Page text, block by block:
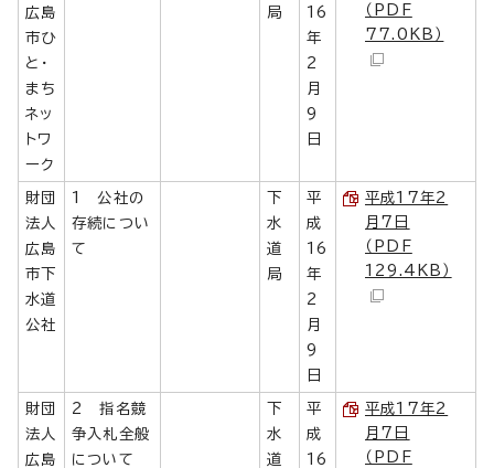
広島
市ひ
と・
まち
ネッ
トワ
ーク
局
16
年
2
月
9
日
（PDF
77.0KB）
財団
法人
広島
市下
水道
公社
1 公社の
存続につい
て
下
水
道
局
平
成
16
年
2
月
9
日
平成17年2
月7日
（PDF
129.4KB）
財団
法人
広島
2 指名競
争入札全般
について
下
水
道
平
成
16
平成17年2
月7日
（PDF